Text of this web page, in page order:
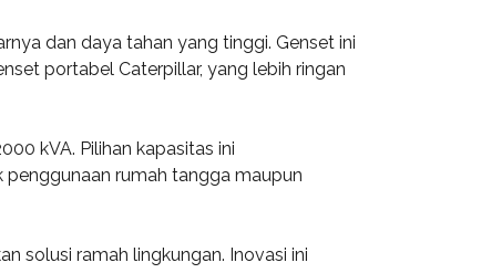
dan daya tahan yang tinggi. Genset ini
portabel Caterpillar, yang lebih ringan
kVA. Pilihan kapasitas ini
penggunaan rumah tangga maupun
solusi ramah lingkungan. Inovasi ini